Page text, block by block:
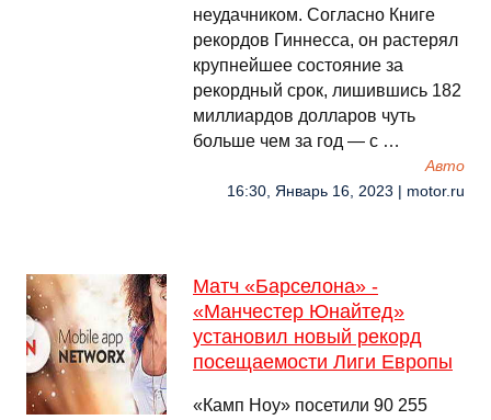
неудачником. Согласно Книге
рекордов Гиннесса, он растерял
крупнейшее состояние за
рекордный срок, лишившись 182
миллиардов долларов чуть
больше чем за год — с …
Авто
16:30, Январь 16, 2023 | motor.ru
Матч «Барселона» -
«Манчестер Юнайтед»
установил новый рекорд
посещаемости Лиги Европы
«Камп Ноу» посетили 90 255